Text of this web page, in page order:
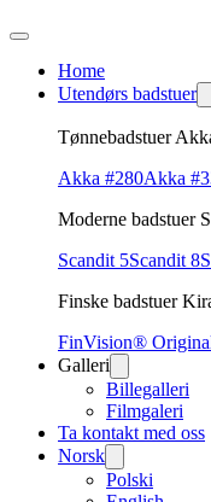
Home
Utendørs badstuer
Tønnebadstuer
Akka #280Akka
Moderne badstuer
Scandit 5Scandit 8
Finske badstuer
FinVision®
Galleri
Billegalleri
Filmgaleri
Ta kontakt med oss
Norsk
Polski